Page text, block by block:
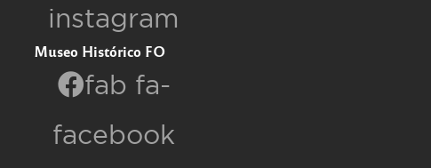
instagram
Museo Histórico FO
fab fa-
facebook